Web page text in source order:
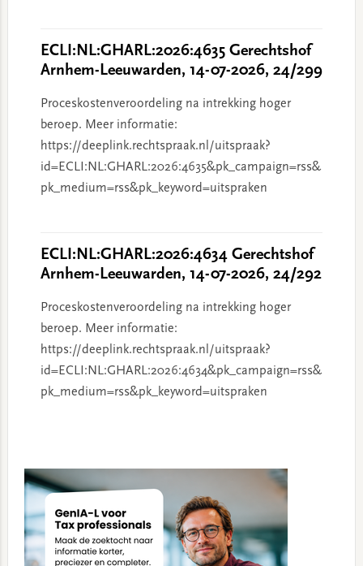
ECLI:NL:GHARL:2026:4635 Gerechtshof
Arnhem-Leeuwarden, 14-07-2026, 24/299
Proceskostenveroordeling na intrekking hoger
beroep. Meer informatie:
https://deeplink.rechtspraak.nl/uitspraak?
id=ECLI:NL:GHARL:2026:4635&pk_campaign=rss&
pk_medium=rss&pk_keyword=uitspraken
ECLI:NL:GHARL:2026:4634 Gerechtshof
Arnhem-Leeuwarden, 14-07-2026, 24/292
Proceskostenveroordeling na intrekking hoger
beroep. Meer informatie:
https://deeplink.rechtspraak.nl/uitspraak?
id=ECLI:NL:GHARL:2026:4634&pk_campaign=rss&
pk_medium=rss&pk_keyword=uitspraken
Sidebar